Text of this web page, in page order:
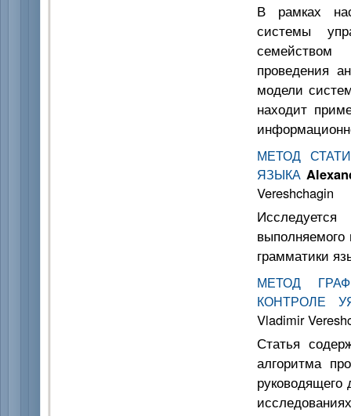
В рамках
системы
проведения
модели
находит
МЕТОД
ЯЗЫКА
Vereshchagin
грамматики
МЕТОД
КОНТРОЛЕ
Vladimir
Статья
алгоритма
руководящего